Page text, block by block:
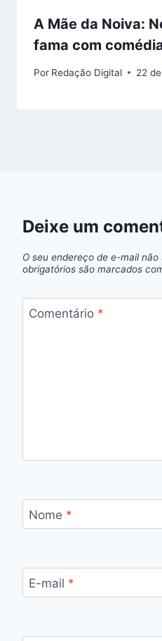
A Mãe da Noiva:
fama com
Por Redação Digital 22
Deixe um
O seu endereço de e-mail não
obrigatórios são marcados
Comentário *
Nome *
E-mail *